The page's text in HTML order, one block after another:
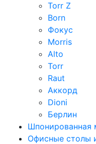
Torr Z
Born
Фокус
Morris
Alto
Torr
Raut
Аккорд
Dioni
Берлин
Шпонированная
Офисные столы